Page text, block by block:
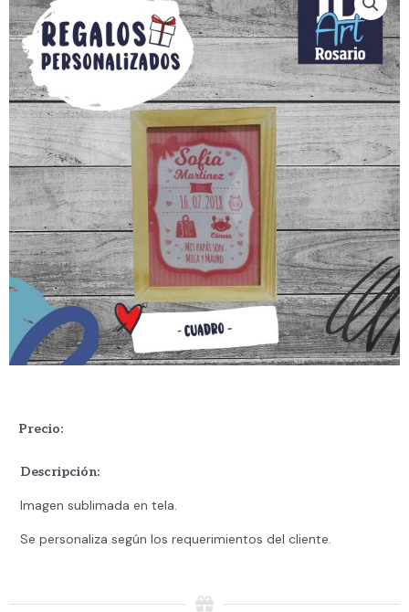
Precio:
Descripción:
Imagen sublimada en tela.
Se personaliza según los requerimientos del cliente.